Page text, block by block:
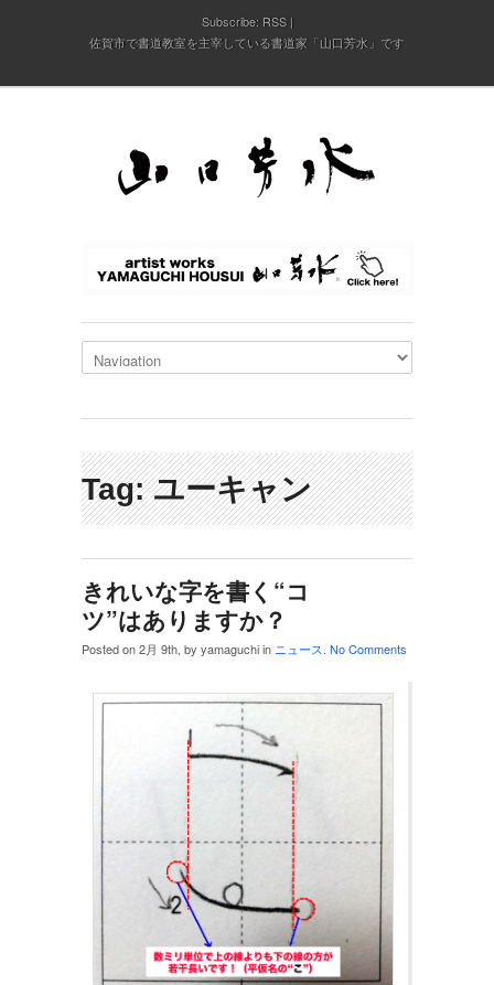
Subscribe: RSS
佐賀市で書道教室を主宰している書道家「山口芳水」です
Tag: ユーキャン
きれいな字を書く“コ
ツ”はありますか？
Posted on 2月 9th, by yamaguchi in ニュース. No Comments